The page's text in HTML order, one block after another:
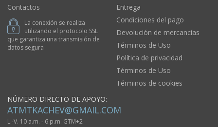
Contactos
La conexión se realiza
utilizando el protocolo SSL
que garantiza una transmisión de
datos segura
Entrega
Condiciones del pago
Devolución de mercancías
Términos de Uso
Política de privacidad
Términos de Uso
Términos de cookies
NÚMERO DIRECTO DE APOYO:
ATMTKACHEV@GMAIL.COM
L.-V. 10 a.m. - 6 p.m. GTM+2